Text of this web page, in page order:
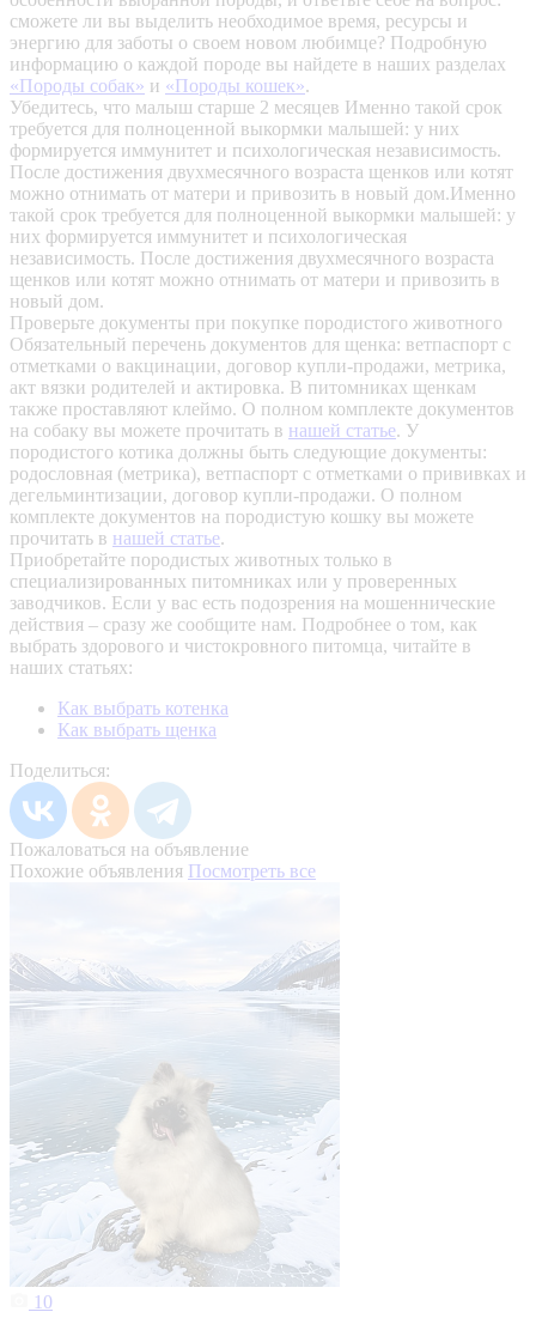
сможете ли вы выделить необходимое время, ресурсы и
энергию для заботы о своем новом любимце? Подробную
информацию о каждой породе вы найдете в наших разделах
«Породы собак» и «Породы кошек».
Убедитесь, что малыш старше 2 месяцев Именно такой срок
требуется для полноценной выкормки малышей: у них
формируется иммунитет и психологическая независимость.
После достижения двухмесячного возраста щенков или котят
можно отнимать от матери и привозить в новый дом.Именно
такой срок требуется для полноценной выкормки малышей: у
них формируется иммунитет и психологическая
независимость. После достижения двухмесячного возраста
щенков или котят можно отнимать от матери и привозить в
новый дом.
Проверьте документы при покупке породистого животного
Обязательный перечень документов для щенка: ветпаспорт с
отметками о вакцинации, договор купли-продажи, метрика,
акт вязки родителей и актировка. В питомниках щенкам
также проставляют клеймо. О полном комплекте документов
на собаку вы можете прочитать в нашей статье. У
породистого котика должны быть следующие документы:
родословная (метрика), ветпаспорт с отметками о прививках и
дегельминтизации, договор купли-продажи. О полном
комплекте документов на породистую кошку вы можете
прочитать в нашей статье.
Приобретайте породистых животных только в
специализированных питомниках или у проверенных
заводчиков. Если у вас есть подозрения на мошеннические
действия – сразу же сообщите нам. Подробнее о том, как
выбрать здорового и чистокровного питомца, читайте в
наших статьях:
Как выбрать котенка
Как выбрать щенка
Поделиться:
Пожаловаться на объявление
Похожие объявления Посмотреть все
10